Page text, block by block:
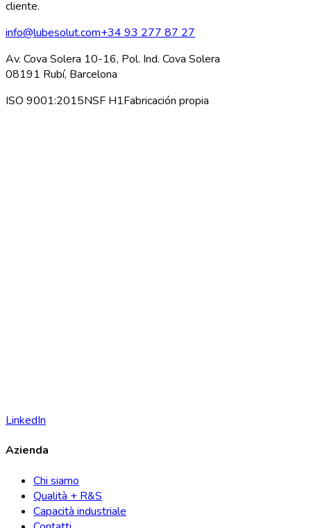
cliente.
info@lubesolut.com+34 93 277 87 27
Av. Cova Solera 10-16, Pol. Ind. Cova Solera
08191 Rubí, Barcelona
ISO 9001:2015NSF H1Fabricación propia
LinkedIn
Azienda
Chi siamo
Qualità + R&S
Capacità industriale